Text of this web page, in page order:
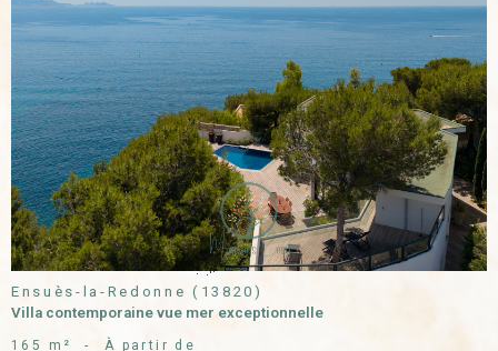
VOIR LE
BIEN
Ensuès-la-Redonne (13820)
Villa contemporaine vue mer exceptionnelle
165 m² - À partir de